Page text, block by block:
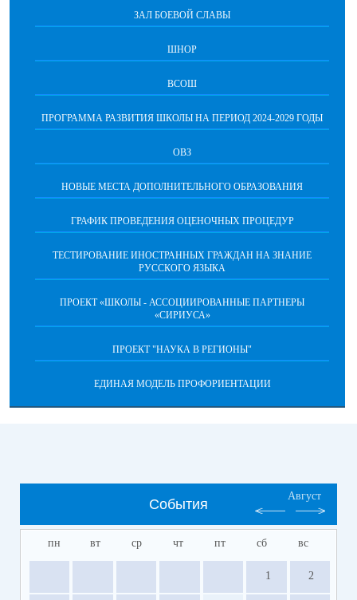
ЗАЛ БОЕВОЙ СЛАВЫ
ШНОР
ВСОШ
ПРОГРАММА РАЗВИТИЯ ШКОЛЫ НА ПЕРИОД 2024-2029 ГОДЫ
ОВЗ
НОВЫЕ МЕСТА ДОПОЛНИТЕЛЬНОГО ОБРАЗОВАНИЯ
ГРАФИК ПРОВЕДЕНИЯ ОЦЕНОЧНЫХ ПРОЦЕДУР
ТЕСТИРОВАНИЕ ИНОСТРАННЫХ ГРАЖДАН НА ЗНАНИЕ
РУССКОГО ЯЗЫКА
ПРОЕКТ «ШКОЛЫ - АССОЦИИРОВАННЫЕ ПАРТНЕРЫ
«СИРИУСА»
ПРОЕКТ "НАУКА В РЕГИОНЫ"
ЕДИНАЯ МОДЕЛЬ ПРОФОРИЕНТАЦИИ
События
Август
пн вт ср чт пт сб вс
1 2